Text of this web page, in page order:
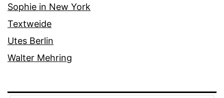
Sophie in New York
Textweide
Utes Berlin
Walter Mehring